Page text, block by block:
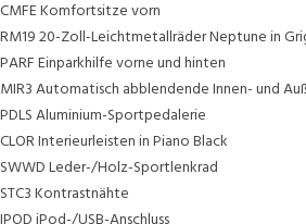
CMFE Komfortsitze vorn
RM19 20-Zoll-Leichtmetallräder Neptune in
PARF Einparkhilfe vorne und hinten
MIR3 Automatisch abblendende Innen- und
PDLS Aluminium-Sportpedalerie
CLOR Interieurleisten in Piano Black
SWWD Leder-/Holz-Sportlenkrad
STC3 Kontrastnähte